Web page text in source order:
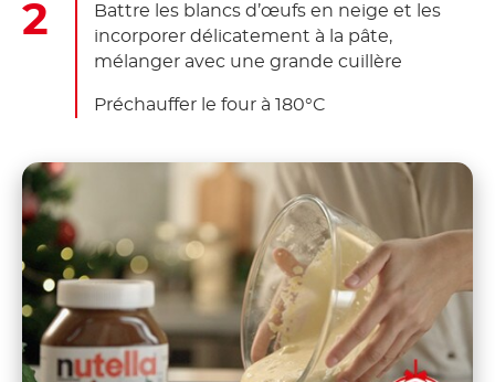
Battre les blancs d’œufs en neige et les
incorporer délicatement à la pâte,
mélanger avec une grande cuillère
Préchauffer le four à 180°C